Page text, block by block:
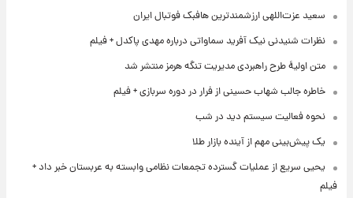
سعید عزت‌اللهی ارزشمندترین هافبک فوتبال ایران
نظرات شنیدنی نیک آفرید سماواتی درباره مهدی پاکدل + فیلم
متن اولیۀ طرح راهبردی مدیریت تنگه هرمز منتشر شد
خاطره جالب شهاب حسینی از فرار در دوره سربازی + فیلم
نحوه فعالیت سیستم دید در شب
یک پیش‌بینی مهم از آینده بازار طلا
یحیی سریع از عملیات گسترده تجمعات نظامی وابسته به عربستان خبر داد +
فیلم